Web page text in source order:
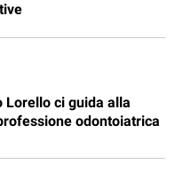
Lorello ci guida alla
odontoiatrica